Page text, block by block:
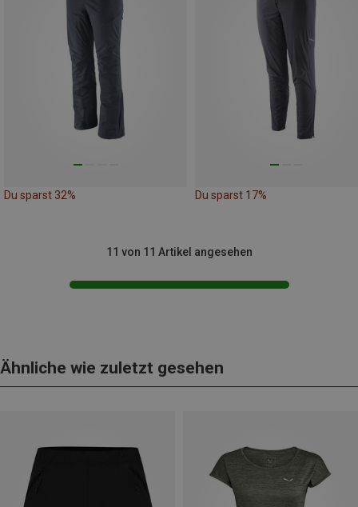
Du sparst 32% Du sparst 17%
11 von 11 Artikel angesehen
Ähnliche wie zuletzt gesehen